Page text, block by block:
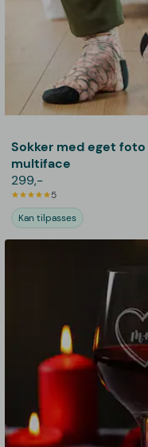
Sokker med eget
multiface
299,-
5
Kan tilpasses